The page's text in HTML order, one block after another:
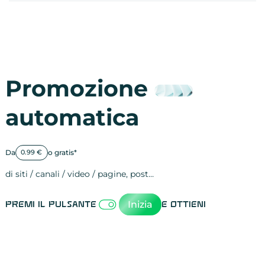
Promozione
automatica
Da 0.99 € o gratis*
di siti / canali / video / pagine, post…
Premi il pulsante Inizia e ottieni